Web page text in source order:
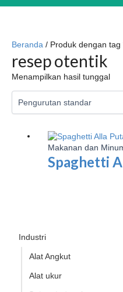
Industri
Alat Angkut
Alat ukur
Beranda / Produk dengan tag
resep otentik
Menampilkan hasil tunggal
Makanan dan
Spaghetti